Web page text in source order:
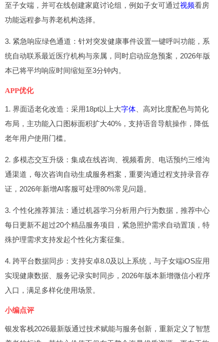
至子女端，并可在线创建家庭讨论组，例如子女可通过视频看房
功能远程参与养老机构选择。
3. 紧急响应绿色通道：针对突发健康事件设置一键呼叫功能，系
统自动联系最近医疗机构与亲属，同时启动应急预案，2026年版
本已将平均响应时间缩短至3分钟内。
APP优化
1. 界面适老化改造：采用18pt以上大字体 、高对比度配色与简化
布局，主功能入口图标面积扩大40%，支持语音导航操作，降低
老年用户使用门槛。
2. 多模态交互升级：集成在线咨询、视频看房、电话预约三维沟
通渠道，每次咨询自动生成服务档案，重要沟通过程支持录音存
证，2026年新增AI客服可处理80%常见问题。
3. 个性化推荐算法：通过机器学习分析用户行为数据，推荐中心
每日更新不超过20个精品服务项目，紧急照护需求自动置顶，特
殊护理需求支持发起个性化方案征集。
4. 跨平台数据同步：支持安卓8.0及以上系统，与子女端iOS应用
实现健康数据、服务记录实时同步，2026年版本新增微信小程序
入口，满足多样化使用场景。
小编点评
银发客栈2026最新版通过技术赋能与服务创新，重新定义了智慧